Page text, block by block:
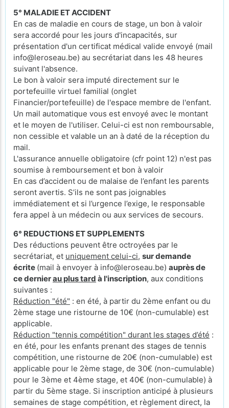
5° MALADIE ET ACCIDENT
En cas de maladie en cours de stage, un bon à valoir
sera accordé pour les jours d'incapacités, sur
présentation d'un certificat médical valide envoyé (mail
info@leroseau.be) au secrétariat dans les 48 heures
suivant l'absence.
Le bon à valoir sera imputé directement sur le
portefeuille virtuel familial (onglet
Financier/portefeuille) de l'espace membre de l'enfant.
Un mail automatique vous est envoyé avec le montant
et le moyen de l'utiliser. Celui-ci est non remboursable,
non cessible et valable un an à daté de la réception du
mail.
L'assurance annuelle obligatoire (cfr point 12) n'est pas
soumise à remboursement et bon à valoir
En cas d’accident ou de malaise de l’enfant les parents
seront avertis. S’ils ne sont pas joignables
immédiatement et si l’urgence l’exige, le responsable
fera appel à un médecin ou aux services de secours.
6° REDUCTIONS ET SUPPLEMENTS
Des réductions peuvent être octroyées par le
secrétariat, et uniquement celui-ci, sur demande
écrite (mail à envoyer à info@leroseau.be) auprès de
ce dernierau plus tard à l'inscription, aux conditions
suivantes :
Réduction "été" : en été, à partir du 2ème enfant ou du
2ème stage une ristourne de 10€ (non-cumulable) est
applicable.
Réduction "tennis compétition" durant les stages d’été :
en été, pour les enfants prenant des stages de tennis
compétition, une ristourne de 20€ (non-cumulable) est
applicable pour le 2ème stage, de 30€ (non-cumulable)
pour le 3ème et 4ème stage, et 40€ (non-cumulable) à
partir du 5ème stage. Si inscription anticipé à plusieurs
semaines de stage compétition, et règlement direct, la